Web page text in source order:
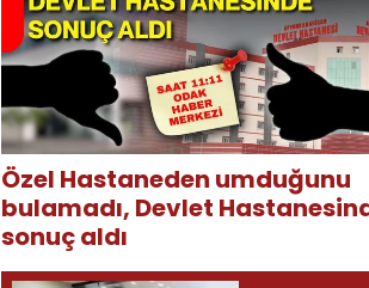
Özel Hastaneden umduğunu
bulamadı, Devlet
sonuç aldı